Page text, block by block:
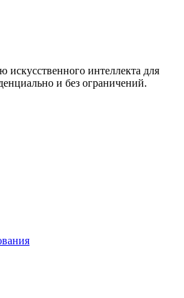
интеллекта для
и без ограничений.